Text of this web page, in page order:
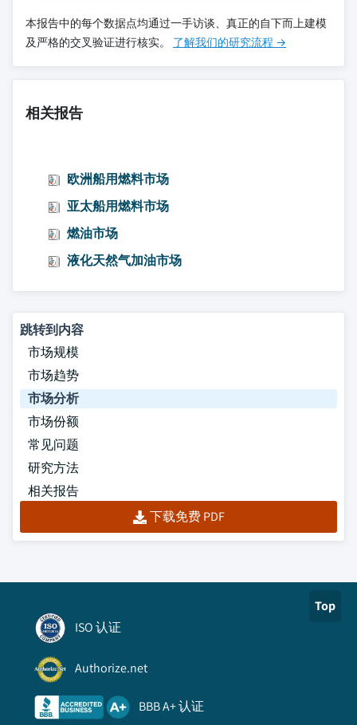
本报告中的每个数据点均通过一手访谈、真正的自下而上建模
及严格的交叉验证进行核实。 了解我们的研究流程 →
相关报告
欧洲船用燃料市场
亚太船用燃料市场
燃油市场
液化天然气加油市场
跳转到内容
市场规模
市场趋势
市场分析
市场份额
常见问题
研究方法
相关报告
下载免费 PDF
Top
ISO 认证
Authorize.net
BBB A+ 认证